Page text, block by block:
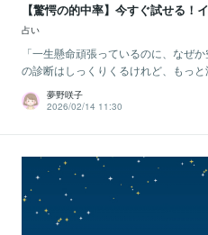
【驚愕の的中率】今すぐ試せる！
占い
「一生懸命頑張っているのに、なぜ
の診断はしっくりくるけれど、もっ
夢野咲子
2026/02/14 11:30